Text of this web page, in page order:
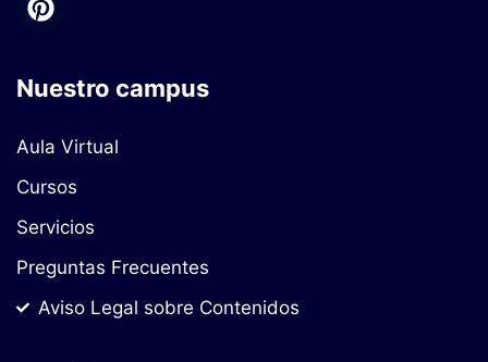
Nuestro campus
Aula Virtual
Cursos
Servicios
Preguntas Frecuentes
Aviso Legal sobre Contenidos